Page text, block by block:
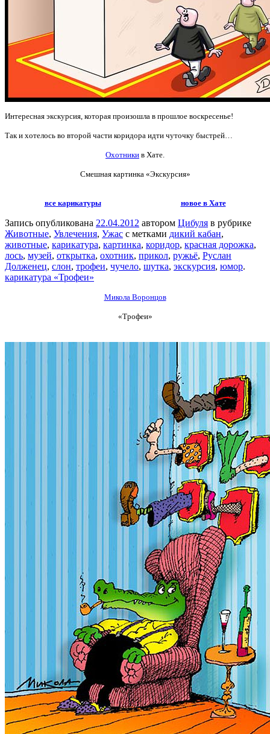
Интересная экскурсия, которая произошла в прошлое воскресенье!
Так и хотелось во второй части коридора идти чуточку быстрей…
Охотники в Хате.
Смешная картинка «Экскурсия»
все карикатуры новое в Хате
Запись опубликована 22.04.2012 автором Цибуля в рубрике
Животные, Увлечения, Ужас с метками дикий кабан,
животные, карикатура, картинка, коридор, красная дорожка,
лось, музей, открытка, охотник, прикол, ружьё, Руслан
Долженец, слон, трофеи, чучело, шутка, экскурсия, юмор.
карикатура «Трофеи»
Микола Воронцов
«Трофеи»